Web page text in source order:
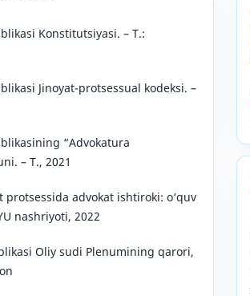
Konstitutsiyasi. – T.:
Jinoyat-protsessual kodeksi. –
“Advokatura
– T., 2021
protsessida advokat ishtiroki: o‘quv
nashriyoti, 2022
Oliy sudi Plenumining qarori,